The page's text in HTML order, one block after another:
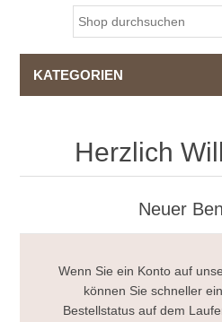
KATEGORIEN
Herzlich
Neuer
Wenn Sie ein Konto auf
können Sie schneller
Bestellstatus auf dem